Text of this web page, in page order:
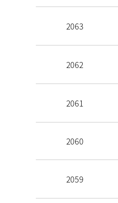
2063
2062
2061
2060
2059